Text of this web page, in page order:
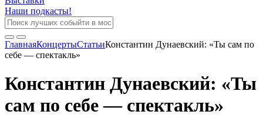
Наши подкасты!
ГлавнаяКонцертыСтатьиКонстантин Дунаевский: «Ты сам по
себе — спектакль»
Константин Дунаевский: «Ты
сам по себе — спектакль»